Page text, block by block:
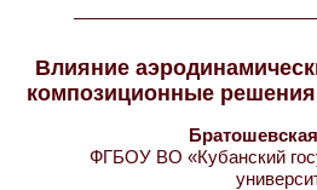
Влияние
композиционные
ФГБОУ ВО «Кубанский